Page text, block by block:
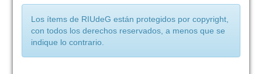
Los ítems de RIUdeG están protegidos por copyright,
con todos los derechos reservados, a menos que se
indique lo contrario.